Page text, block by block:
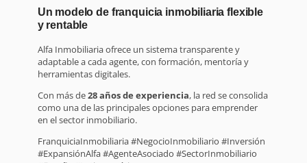
Un modelo de franquicia inmobiliaria flexible
y rentable
Alfa Inmobiliaria ofrece un sistema transparente y
adaptable a cada agente, con formación, mentoría y
herramientas digitales.
Con más de28 años de experiencia, la red se consolida
como una de las principales opciones para emprender
en el sector inmobiliario.
FranquiciaInmobiliaria #NegocioInmobiliario #Inversión
#ExpansiónAlfa #AgenteAsociado #SectorInmobiliario